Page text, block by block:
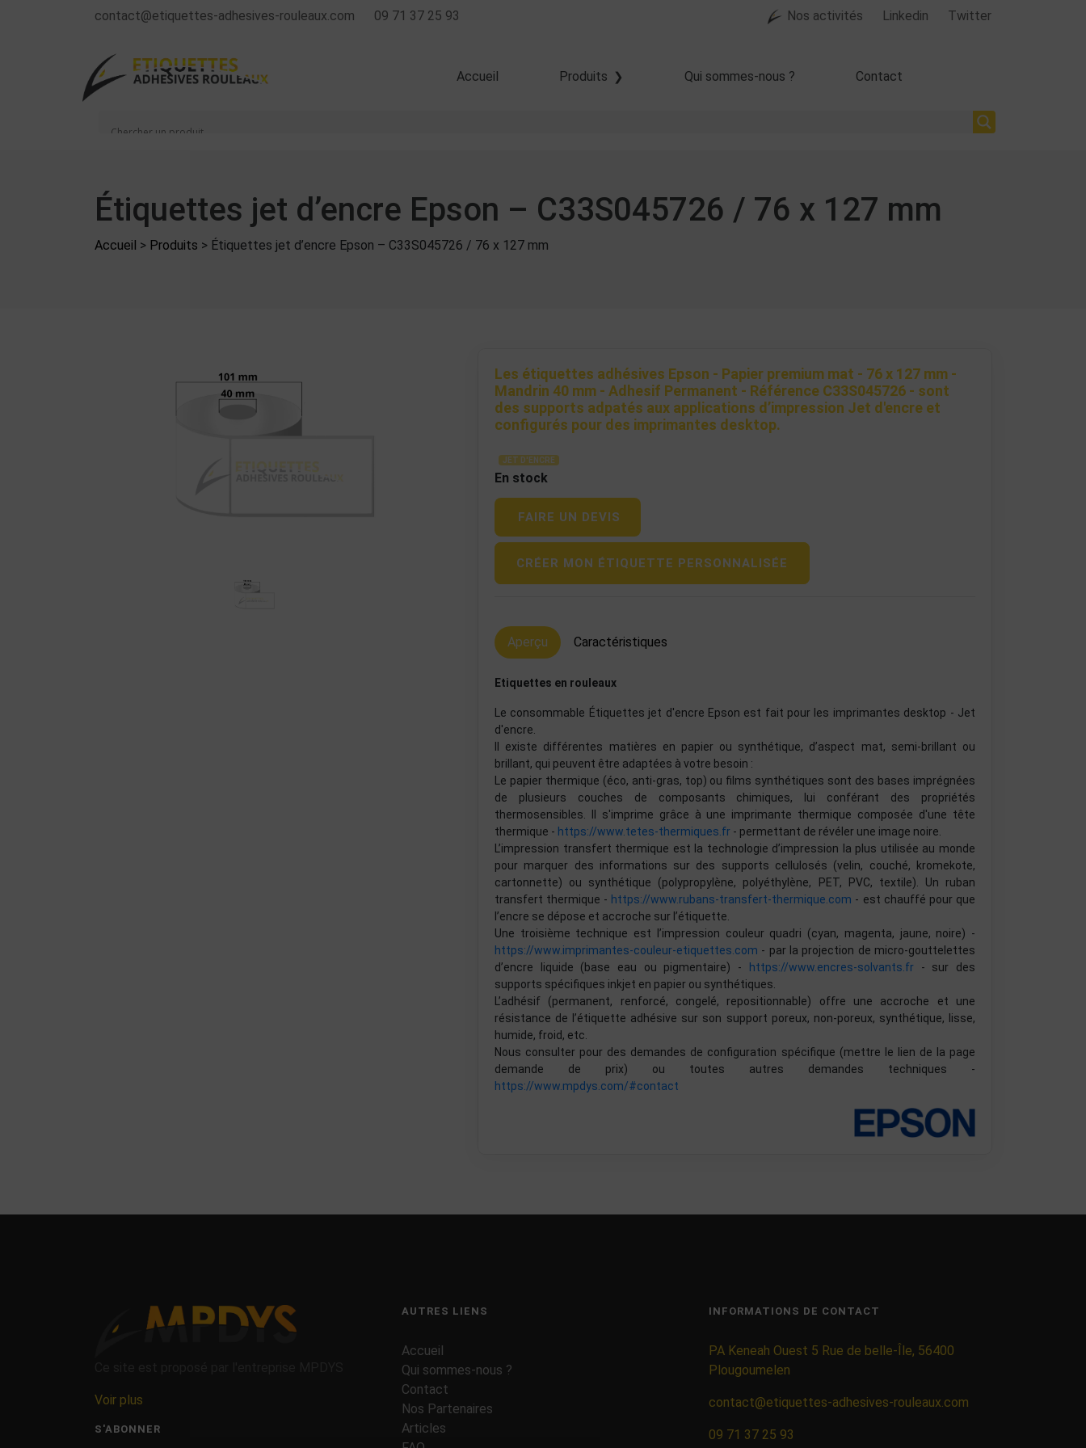
contact@etiquettes-adhesives-rouleaux.com 09 71 37 25 93 Nos activités Linkedin Twitter
Accueil Produits Qui sommes-nous ? Contact
Étiquettes jet d’encre Epson – C33S045726 / 76 x 127 mm
Accueil > Produits > Étiquettes jet d’encre Epson – C33S045726 / 76 x 127 mm
Les étiquettes adhésives Epson - Papier premium mat - 76 x 127 mm -
Mandrin 40 mm - Adhesif Permanent - Référence C33S045726 - sont
des supports adpatés aux applications d’impression Jet d'encre et
configurés pour des imprimantes desktop.
JET D'ENCRE
En stock
FAIRE UN DEVIS
CRÉER MON ÉTIQUETTE PERSONNALISÉE
Aperçu Caractéristiques
Etiquettes en rouleaux
Le consommable Étiquettes jet d'encre Epson est fait pour les imprimantes desktop - Jet
d'encre.
Il existe différentes matières en papier ou synthétique, d’aspect mat, semi-brillant ou
brillant, qui peuvent être adaptées à votre besoin :
Le papier thermique (éco, anti-gras, top) ou films synthétiques sont des bases imprégnées
de plusieurs couches de composants chimiques, lui conférant des propriétés
thermosensibles. Il s'imprime grâce à une imprimante thermique composée d'une tête
thermique - https://www.tetes-thermiques.fr - permettant de révéler une image noire.
L’impression transfert thermique est la technologie d’impression la plus utilisée au monde
pour marquer des informations sur des supports cellulosés (velin, couché, kromekote,
cartonnette) ou synthétique (polypropylène, polyéthylène, PET, PVC, textile). Un ruban
transfert thermique - https://www.rubans-transfert-thermique.com - est chauffé pour que
l’encre se dépose et accroche sur l’étiquette.
Une troisième technique est l’impression couleur quadri (cyan, magenta, jaune, noire) -
https://www.imprimantes-couleur-etiquettes.com - par la projection de micro-gouttelettes
d’encre liquide (base eau ou pigmentaire) -
https://www.encres-solvants.fr- sur des
supports spécifiques inkjet en papier ou synthétiques.
L’adhésif (permanent, renforcé, congelé, repositionnable) offre une accroche et une
résistance de l’étiquette adhésive sur son support poreux, non-poreux, synthétique, lisse,
humide, froid, etc.
Nous consulter pour des demandes de configuration spécifique (mettre le lien de la page
demande de prix) ou toutes autres demandes techniques -
https://www.mpdys.com/#contact
Voir plus
S'ABONNER
AUTRES LIENS
Accueil
Qui sommes-nous ?
Contact
Nos Partenaires
Articles
INFORMATIONS DE CONTACT
PA Keneah Ouest 5 Rue de belle-Île, 56400
Plougoumelen
contact@etiquettes-adhesives-rouleaux.com
09 71 37 25 93